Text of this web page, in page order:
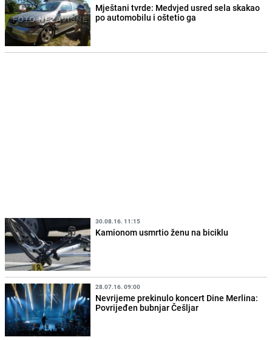
Mještani tvrde: Medvjed usred sela skakao
po automobilu i oštetio ga
30.08.16. 11:15
Kamionom usmrtio ženu na biciklu
28.07.16. 09:00
Nevrijeme prekinulo koncert Dine Merlina:
Povrijeđen bubnjar Češljar